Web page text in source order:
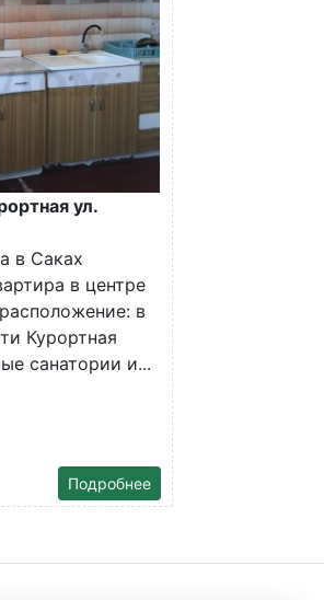
ул.
в Саках
в центре
в
Курортная
санатории и...
Подробнее